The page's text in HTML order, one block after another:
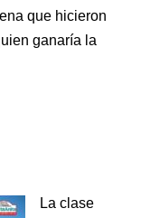
que hicieron
ganaría la
La clase